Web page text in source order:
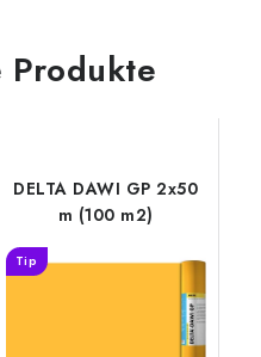
DELTA DAWI GP 2x50
m (100 m2)
Tip